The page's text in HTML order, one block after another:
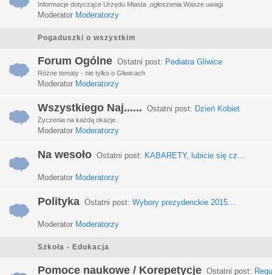
Informacje dotyczące Urzędu Miasta ,ogłoszenia.Wasze uwagi
Moderator Moderatorzy
Pogaduszki o wszystkim
Forum Ogólne Ostatni post: Pediatra Gliwice
Różne tematy - nie tylko o Gliwicach
Moderator Moderatorzy
Wszystkiego Naj...... Ostatni post: Dzień Kobiet
Życzenia na każdą okazje..
Moderator Moderatorzy
Na wesoło Ostatni post: KABARETY, lubicie się cz...
Moderator Moderatorzy
Polityka Ostatni post: Wybory prezydenckie 2015...
Moderator Moderatorzy
Szkoła - Edukacja
Pomoce naukowe / Korepetycje Ostatni post: